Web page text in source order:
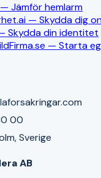
Jämför hemlarm
— Skydda dig
Skydda din identitet
— Starta
00
Sverige
AB